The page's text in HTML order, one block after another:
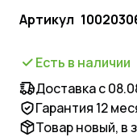
Артикул
Есть в наличии
Доставка с
Гарантия 12
Товар новый, в